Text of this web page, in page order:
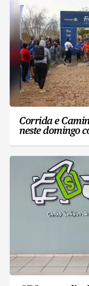
Corrida e
neste domingo